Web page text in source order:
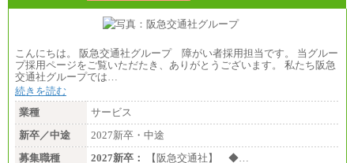
こんにちは。 阪急交通社グループ 障がい者採用担当です。 当グルー
プ採用ページをご覧いただたき、ありがとうございます。 私たち阪急
交通社グループでは…
続きを読む
業種
サービス
新卒／中途
2027新卒・中途
募集職種
2027新卒：
【阪急交通社】 ◆…